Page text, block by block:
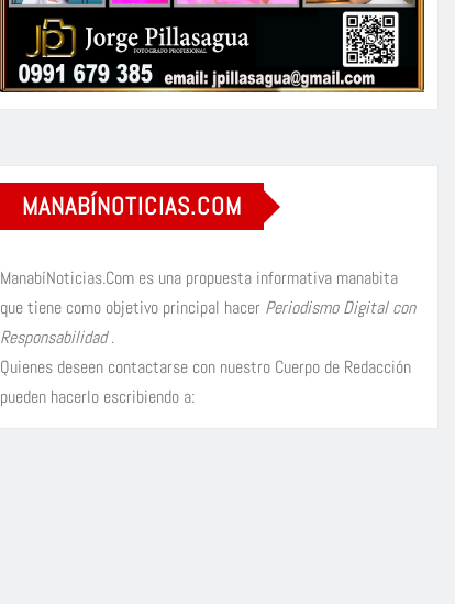
MANABÍNOTICIAS.COM
ManabíNoticias.Com es una propuesta informativa manabita
que tiene como objetivo principal hacer Periodismo Digital con
Responsabilidad.
Quienes deseen contactarse con nuestro Cuerpo de Redacción
pueden hacerlo escribiendo a: